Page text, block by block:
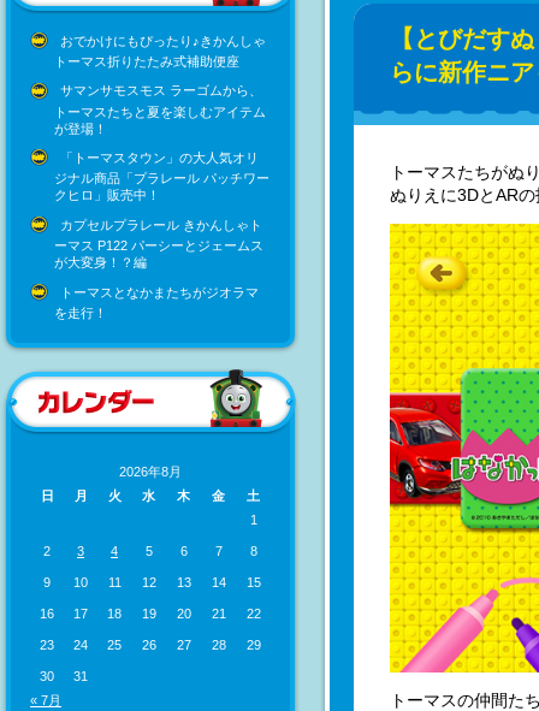
おでかけにもぴったり♪きかんしゃ
トーマス折りたたみ式補助便座
サマンサモスモス ラーゴムから、
トーマスたちと夏を楽しむアイテム
が登場！
「トーマスタウン」の大人気オリ
ジナル商品「プラレール パッチワー
クヒロ」販売中！
カプセルプラレール きかんしゃト
ーマス P122 パーシーとジェームス
が大変身！？編
トーマスとなかまたちがジオラマ
を走行！
2026年8月
日
月 火 水 木 金
土
1
2 3 4 5 6 7 8
9 10 11 12 13 14 15
16 17 18 19 20 21 22
23 24 25 26 27 28 29
30
31
« 7月
【とびだす
らに新作ニ
トーマスたちがぬ
ぬりえに3DとAR
トーマスの仲間た